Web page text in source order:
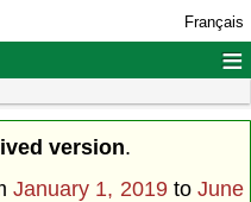
Français
≡
version.
January 1, 2019toJune